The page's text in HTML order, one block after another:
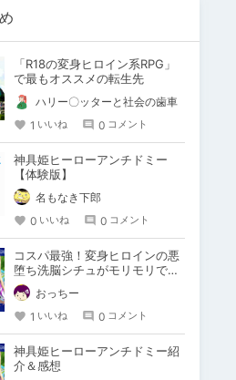
「R18の変身ヒロイン系RPG」
で最もオススメの転生先
ハリー〇ッターと社会の歯車
1 いいね 0 コメント
神具姫ヒーローアンチドミー
【体験版】
名もなき下郎
0 いいね 0 コメント
コスパ最強！変身ヒロインの悪
堕ち洗脳シチュがモリモリで大
満足のボリューム。
おっちー
1 いいね 0 コメント
神具姫ヒーローアンチドミー紹
介＆感想